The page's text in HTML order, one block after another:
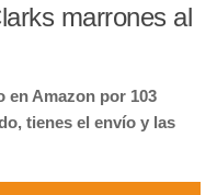
marrones al
en Amazon por 103
tienes el envío y las